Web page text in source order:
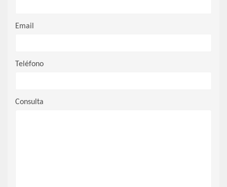
Email
Teléfono
Consulta